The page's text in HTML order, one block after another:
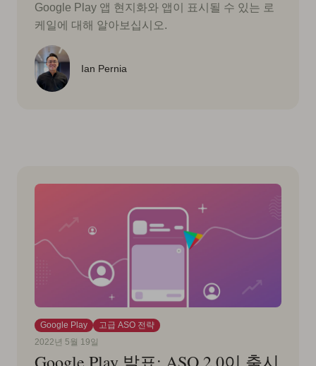
Google Play 앱 현지화와 앱이 표시될 수 있는 로
케일에 대해 알아보십시오.
Ian Pernia
Google Play
고급 ASO 전략
2022년 5월 19일